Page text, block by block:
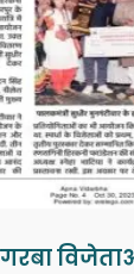
गरबा